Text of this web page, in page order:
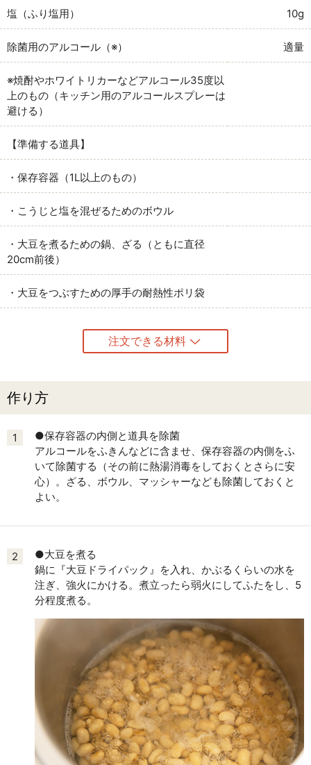
塩（ふり塩用） 10g
除菌用のアルコール（※） 適量
※焼酎やホワイトリカーなどアルコール35度以
上のもの（キッチン用のアルコールスプレーは
避ける）
【準備する道具】
・保存容器（1L以上のもの）
・こうじと塩を混ぜるためのボウル
・大豆を煮るための鍋、ざる（ともに直径
20cm前後）
・大豆をつぶすための厚手の耐熱性ポリ袋
注文できる材料
作り方
1
●保存容器の内側と道具を除菌
アルコールをふきんなどに含ませ、保存容器の内側をふ
いて除菌する（その前に熱湯消毒をしておくとさらに安
心）。ざる、ボウル、マッシャーなども除菌しておくと
よい。
2
●大豆を煮る
鍋に『大豆ドライパック』を入れ、かぶるくらいの水を
注ぎ、強火にかける。煮立ったら弱火にしてふたをし、5
分程度煮る。